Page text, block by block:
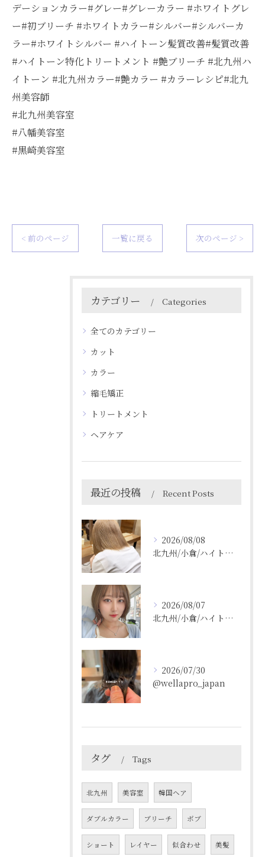
デーションカラー#グレー#グレーカラー #ホワイトグレ
ー#初ブリーチ #ホワイトカラー#シルバー#シルバーカ
ラー#ホワイトシルバー #ハイトーン髪質改善#髪質改善
#ハイトーン特化トリートメント #艶ブリーチ #北九州ハ
イトーン #北九州カラー#艶カラー #カラーレシピ#北九
州美容師
#北九州美容室
#八幡美容室
#黒崎美容室
< 前のページ 一覧に戻る 次のページ >
カテゴリー Categories
全てのカテゴリー
カット
カラー
縮毛矯正
トリートメント
ヘアケア
最近の投稿 Recent Posts
2026/08/08
北九州/小倉/ハイトーン/ケアブリーチ/ブリーチカラー
2026/08/07
北九州/小倉/ハイトーン/ケアブリーチ/ブリーチカラー
2026/07/30
@wellapro_japan
タグ Tags
北九州 美容室 韓国ヘア
ダブルカラー ブリーチ ボブ
ショート レイヤー 似合わせ 美髪